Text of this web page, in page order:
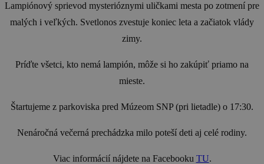
Lampiónový sprievod mysterióznymi uličkami mesta po zotmení pre
malých i veľkých. Svetlonos zvestuje koniec leta a začiatok vlády
zimy.
Príďte všetci, kto nemá lampión, môže si ho zakúpiť priamo na
mieste.
Štartujeme z parkoviska pred Múzeom SNP (pri lietadle) o 17:30.
Nenáročná večerná prechádzka milo poteší deti aj celé rodiny.
Viac informácií nájdete na Facebooku TU.